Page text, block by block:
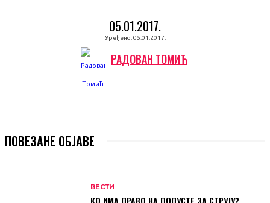
05.01.2017.
Уређено: 05.01.2017.
РАДОВАН ТОМИЋ
ПОВЕЗАНЕ ОБЈАВЕ
ВЕСТИ
КО ИМА ПРАВО НА ПОПУСТЕ ЗА СТРУЈУ?